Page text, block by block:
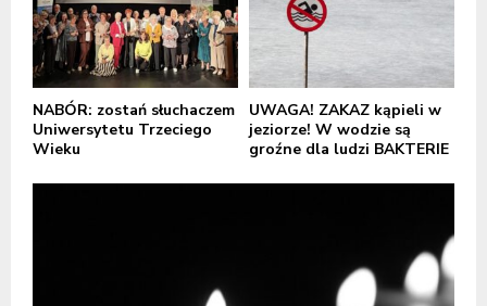
NABÓR: zostań słuchaczem
Uniwersytetu Trzeciego
Wieku
UWAGA! ZAKAZ kąpieli w
jeziorze! W wodzie są
groźne dla ludzi BAKTERIE